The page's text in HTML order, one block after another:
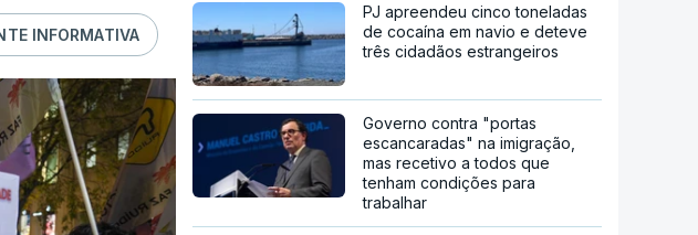
INFORMATIVA
PJ apreendeu cinco toneladas
de cocaína em navio e deteve
três cidadãos estrangeiros
Governo contra "portas
escancaradas" na imigração,
mas recetivo a todos que
tenham condições para
trabalhar